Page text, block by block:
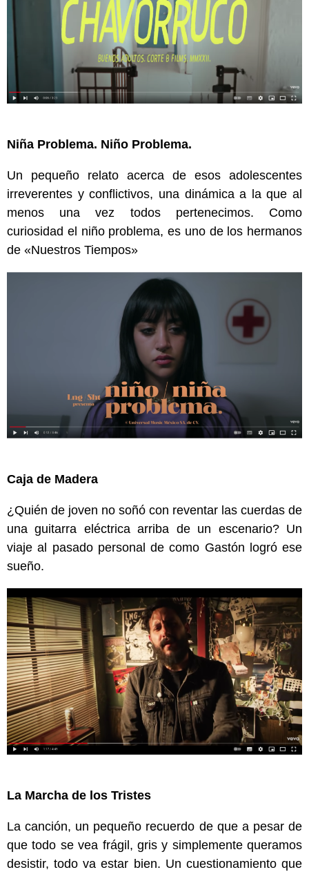
Niña Problema. Niño Problema.
Un pequeño relato acerca de esos adolescentes
irreverentes y conflictivos, una dinámica a la que al
menos una vez todos pertenecimos. Como
curiosidad el niño problema, es uno de los hermanos
de «Nuestros Tiempos»
Caja de Madera
¿Quién de joven no soñó con reventar las cuerdas de
una guitarra eléctrica arriba de un escenario? Un
viaje al pasado personal de como Gastón logró ese
sueño.
La Marcha de los Tristes
La canción, un pequeño recuerdo de que a pesar de
que todo se vea frágil, gris y simplemente queramos
desistir, todo va estar bien. Un cuestionamiento que